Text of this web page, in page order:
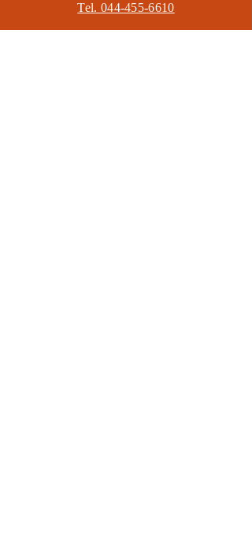
Tel. 044-455-6610